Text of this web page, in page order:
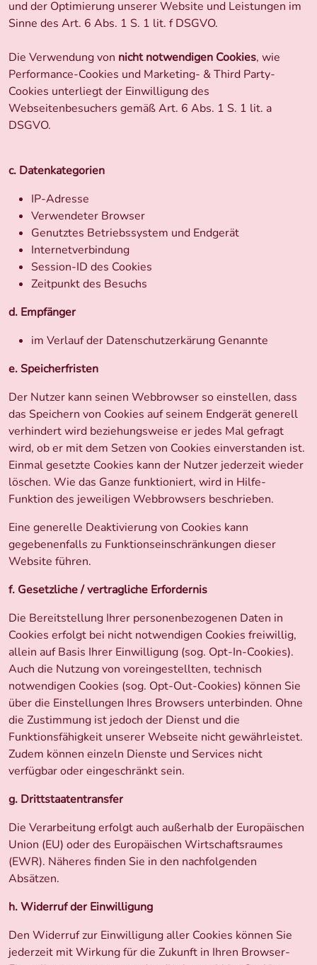
und der Optimierung unserer Website und Leistungen im
Sinne des Art. 6 Abs. 1 S. 1 lit. f DSGVO.
Die Verwendung von nicht notwendigen Cookies, wie
Performance-Cookies und Marketing- & Third Party-
Cookies unterliegt der Einwilligung des
Webseitenbesuchers gemäß Art. 6 Abs. 1 S. 1 lit. a
DSGVO.
c. Datenkategorien
IP-Adresse
Verwendeter Browser
Genutztes Betriebssystem und Endgerät
Internetverbindung
Session-ID des Cookies
Zeitpunkt des Besuchs
d. Empfänger
im Verlauf der Datenschutzerkärung Genannte
e. Speicherfristen
Der Nutzer kann seinen Webbrowser so einstellen, dass
das Speichern von Cookies auf seinem Endgerät generell
verhindert wird beziehungsweise er jedes Mal gefragt
wird, ob er mit dem Setzen von Cookies einverstanden ist.
Einmal gesetzte Cookies kann der Nutzer jederzeit wieder
löschen. Wie das Ganze funktioniert, wird in Hilfe-
Funktion des jeweiligen Webbrowsers beschrieben.
Eine generelle Deaktivierung von Cookies kann
gegebenenfalls zu Funktionseinschränkungen dieser
Website führen.
f. Gesetzliche / vertragliche Erfordernis
Die Bereitstellung Ihrer personenbezogenen Daten in
Cookies erfolgt bei nicht notwendigen Cookies freiwillig,
allein auf Basis Ihrer Einwilligung (sog. Opt-In-Cookies).
Auch die Nutzung von voreingestellten, technisch
notwendigen Cookies (sog. Opt-Out-Cookies) können Sie
über die Einstellungen Ihres Browsers unterbinden. Ohne
die Zustimmung ist jedoch der Dienst und die
Funktionsfähigkeit unserer Webseite nicht gewährleistet.
Zudem können einzeln Dienste und Services nicht
verfügbar oder eingeschränkt sein.
g. Drittstaatentransfer
Die Verarbeitung erfolgt auch außerhalb der Europäischen
Union (EU) oder des Europäischen Wirtschaftsraumes
(EWR). Näheres finden Sie in den nachfolgenden
Absätzen.
h. Widerruf der Einwilligung
Den Widerruf zur Einwilligung aller Cookies können Sie
jederzeit mit Wirkung für die Zukunft in Ihren Browser-